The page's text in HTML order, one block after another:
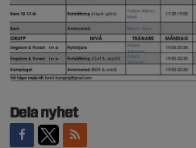
Dela nyhet